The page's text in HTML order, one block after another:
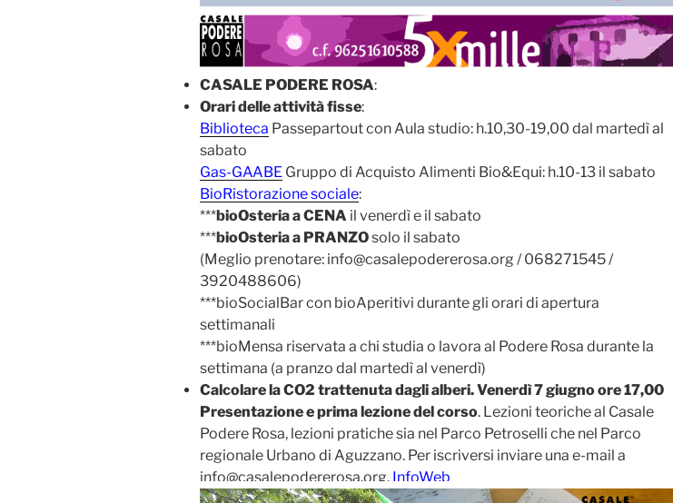
CASALE PODERE ROSA:
Orari delle attività fisse:
Biblioteca Passepartout con Aula studio: h.10,30-19,00 dal martedì al
sabato
Gas-GAABE Gruppo di Acquisto Alimenti Bio&Equi: h.10-13 il sabato
BioRistorazione sociale:
***bioOsteria a CENA il venerdì e il sabato
***bioOsteria a PRANZOsolo il sabato
(Meglio prenotare: info@casalepodererosa.org / 068271545 /
3920488606)
***bioSocialBar con bioAperitivi durante gli orari di apertura
settimanali
***bioMensa riservata a chi studia o lavora al Podere Rosa durante la
settimana (a pranzo dal martedì al venerdì)
Calcolare la CO2 trattenuta dagli alberi. Venerdì 7 giugno ore 17,00
Presentazione e prima lezione del corso. Lezioni teoriche al Casale
Podere Rosa, lezioni pratiche sia nel Parco Petroselli che nel Parco
regionale Urbano di Aguzzano. Per iscriversi inviare una e-mail a
info@casalepodererosa.org. InfoWeb